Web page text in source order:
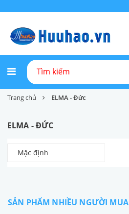
Trang chủ ELMA - Đức
ELMA - ĐỨC
Mặc định
SẢN PHẨM NHIỀU NGƯỜI MUA